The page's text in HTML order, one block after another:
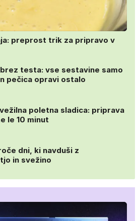
preprost trik za pripravo v
testa: vse sestavine samo
pečica opravi ostalo
poletna sladica: priprava
le 10 minut
dni, ki navduši z
in svežino